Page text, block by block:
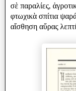
σὲ παραλίες,
φτωχικὰ σπίτια
αἴσθηση αὔρας